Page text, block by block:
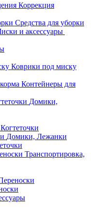
Коррекция
Средства для уборки
и аксессуары
Коврики под миску
Контейнеры для
Домики,
Домики, Лежанки
Транспортировка,